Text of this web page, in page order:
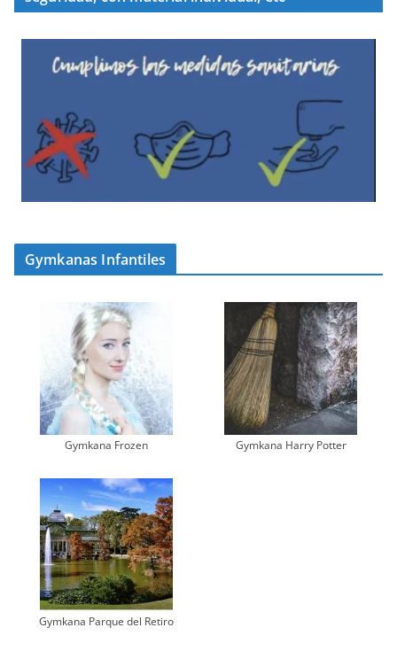
Gymkanas Infantiles
Gymkana Frozen Gymkana Harry Potter
Gymkana Parque del Retiro